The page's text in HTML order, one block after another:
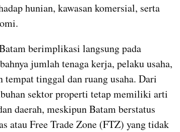
hunian, kawasan komersial, serta
berimplikasi langsung pada
jumlah tenaga kerja, pelaku usaha,
tempat tinggal dan ruang usaha. Dari
sektor properti tetap memiliki arti
daerah, meskipun Batam berstatus
atau Free Trade Zone (FTZ) yang tidak